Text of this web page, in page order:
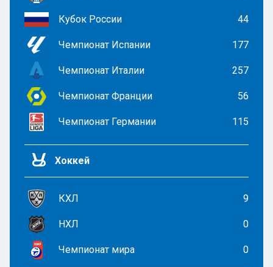
Кубок России 44
Чемпионат Испании 177
Чемпионат Италии 257
Чемпионат Франции 56
Чемпионат Германии 115
Хоккей
КХЛ 9
НХЛ 0
Чемпионат мира 0